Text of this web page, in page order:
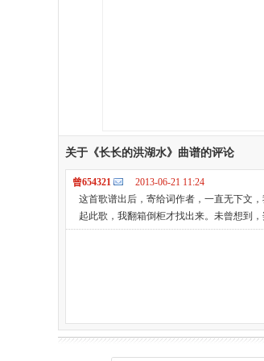
关于《长长的洪湖水》曲谱的评论
曾654321
2013-06-21 11:24
这首歌谱出后，寄给词作者，一直无下文
起此歌，我翻箱倒柜才找出来。未曾想到